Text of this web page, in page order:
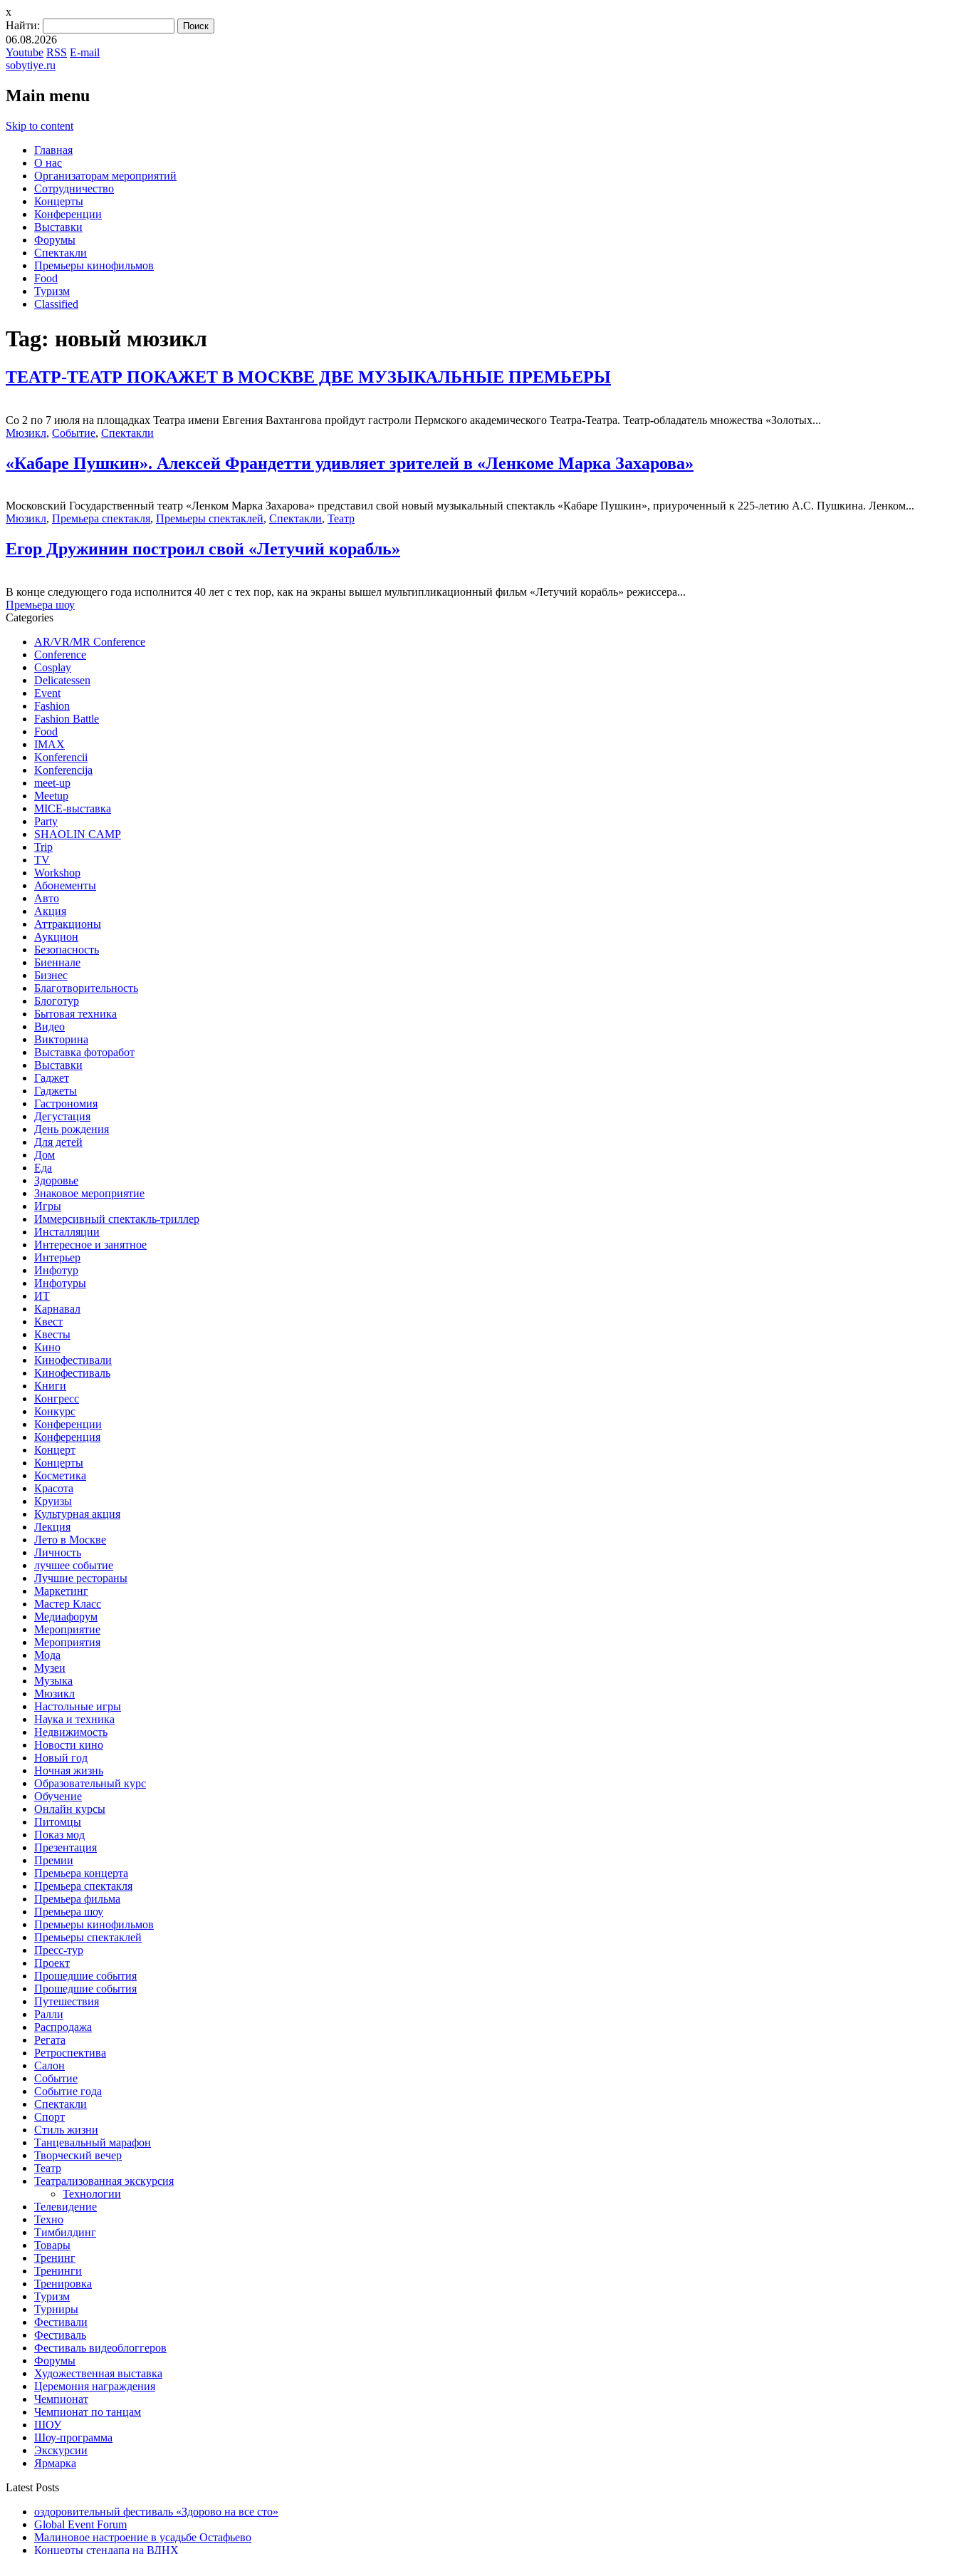
x
Найти:
06.08.2026
Youtube RSS E-mail
sobytiye.ru
Main menu
Skip to content
Главная
О нас
Организаторам мероприятий
Сотрудничество
Концерты
Конференции
Выставки
Форумы
Спектакли
Премьеры кинофильмов
Food
Туризм
Сlassified
Tag: новый мюзикл
ТЕАТР-ТЕАТР ПОКАЖЕТ В МОСКВЕ ДВЕ МУЗЫКАЛЬНЫЕ ПРЕМЬЕРЫ
Со 2 по 7 июля на площадках Театра имени Евгения Вахтангова пройдут гастроли Пермского академического Театра-Театра. Театр-обладатель множества «Золотых...
Мюзикл, Событие, Спектакли
«Кабаре Пушкин». Алексей Франдетти удивляет зрителей в «Ленкоме Марка Захарова»
Московский Государственный театр «Ленком Марка Захарова» представил свой новый музыкальный спектакль «Кабаре Пушкин», приуроченный к 225-летию А.С. Пушкина. Ленком...
Мюзикл, Премьера спектакля, Премьеры спектаклей, Спектакли, Театр
Егор Дружинин построил свой «Летучий корабль»
В конце следующего года исполнится 40 лет с тех пор, как на экраны вышел мультипликационный фильм «Летучий корабль» режиссера...
Премьера шоу
Categories
AR/VR/MR Conference
Conference
Cosplay
Delicatessen
Event
Fashion
Fashion Battle
Food
IMAX
Konferencii
Konferencija
meet-up
Meetup
MICE-выставка
Party
SHAOLIN CAMP
Trip
TV
Workshop
Абонементы
Авто
Акция
Аттракционы
Аукцион
Безопасность
Биеннале
Бизнес
Благотворительность
Блоготур
Бытовая техника
Видео
Викторина
Выставка фоторабот
Выставки
Гаджет
Гаджеты
Гастрономия
Дегустация
День рождения
Для детей
Дом
Еда
Здоровье
Знаковое мероприятие
Игры
Иммерсивный спектакль-триллер
Инсталляции
Интересное и занятное
Интерьер
Инфотур
Инфотуры
ИТ
Карнавал
Квест
Квесты
Кино
Кинофестивали
Кинофестиваль
Книги
Конгресс
Конкурс
Конференции
Конференция
Концерт
Концерты
Косметика
Красота
Круизы
Культурная акция
Лекция
Лето в Москве
Личность
лучшее событие
Лучшие рестораны
Маркетинг
Мастер Класс
Медиафорум
Мероприятие
Мероприятия
Мода
Музеи
Музыка
Мюзикл
Настольные игры
Наука и техника
Недвижимость
Новости кино
Новый год
Ночная жизнь
Образовательный курс
Обучение
Онлайн курсы
Питомцы
Показ мод
Презентация
Премии
Премьера концерта
Премьера спектакля
Премьера фильма
Премьера шоу
Премьеры кинофильмов
Премьеры спектаклей
Пресс-тур
Проект
Прошедшие события
Прошедшие события
Путешествия
Ралли
Распродажа
Регата
Ретроспектива
Салон
Событие
Событие года
Спектакли
Спорт
Стиль жизни
Танцевальный марафон
Творческий вечер
Театр
Театрализованная экскурсия
Технологии
Телевидение
Техно
Тимбилдинг
Товары
Тренинг
Тренинги
Тренировка
Туризм
Турниры
Фестивали
Фестиваль
Фестиваль видеоблоггеров
Форумы
Художественная выставка
Церемония награждения
Чемпионат
Чемпионат по танцам
ШОУ
Шоу-программа
Экскурсии
Ярмарка
Latest Posts
оздоровительный фестиваль «Здорово на все сто»
Global Event Forum
Малиновое настроение в усадьбе Остафьево
Концерты стендапа на ВДНХ